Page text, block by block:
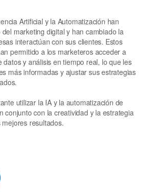
Artificial y la Automatización han
marketing digital y han cambiado la
interactúan con sus clientes. Estos
permitido a los marketeros acceder a
datos y análisis en tiempo real, lo que les
más informadas y ajustar sus estrategias
utilizar la IA y la automatización de
conjunto con la creatividad y la estrategia
resultados.